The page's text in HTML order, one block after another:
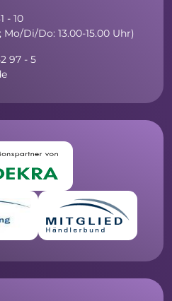
- 10
Di/Do: 13.00-15.00 Uhr)
97 - 5